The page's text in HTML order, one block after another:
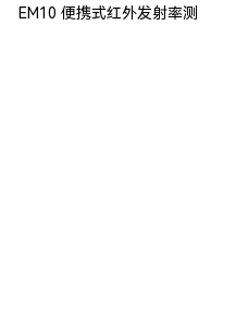
EM10 便携式红外发射率测